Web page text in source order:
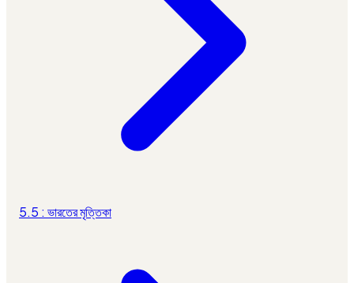
5.5 : ভারতের মৃত্তিকা